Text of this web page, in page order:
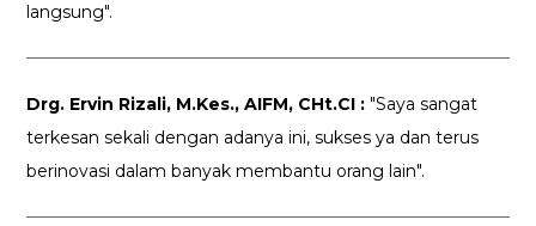
langsung".
Drg. Ervin Rizali, M.Kes., AIFM, CHt.CI : "Saya sangat
terkesan sekali dengan adanya ini, sukses ya dan terus
berinovasi dalam banyak membantu orang lain".